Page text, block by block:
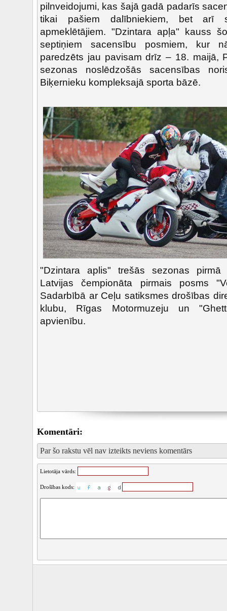
pilnveidojumi, kas šajā gadā padarīs
tikai pašiem dalībniekiem, bet arī
apmeklētājiem. "Dzintara apļa" kauss
septiņiem sacensību posmiem, kur
paredzēts jau pavisam drīz – 18. maijā,
sezonas noslēdzošās sacensības
Biķernieku kompleksajā sporta bāzē.
"Dzintara aplis" trešās sezonas
Latvijas čempionāta pirmais posms
Sadarbībā ar Ceļu satiksmes drošības
klubu, Rīgas Motormuzeju un
apvienību.
Komentāri:
Par šo rakstu vēl nav izteikts neviens komentārs
Lietotāja vārds:
Drošības kods: